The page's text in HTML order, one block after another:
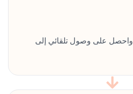
ثبّت تطبيق BNESIM واحصل على وصول تلقائي إلى